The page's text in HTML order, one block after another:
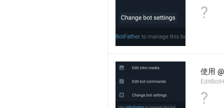
?
使用
?